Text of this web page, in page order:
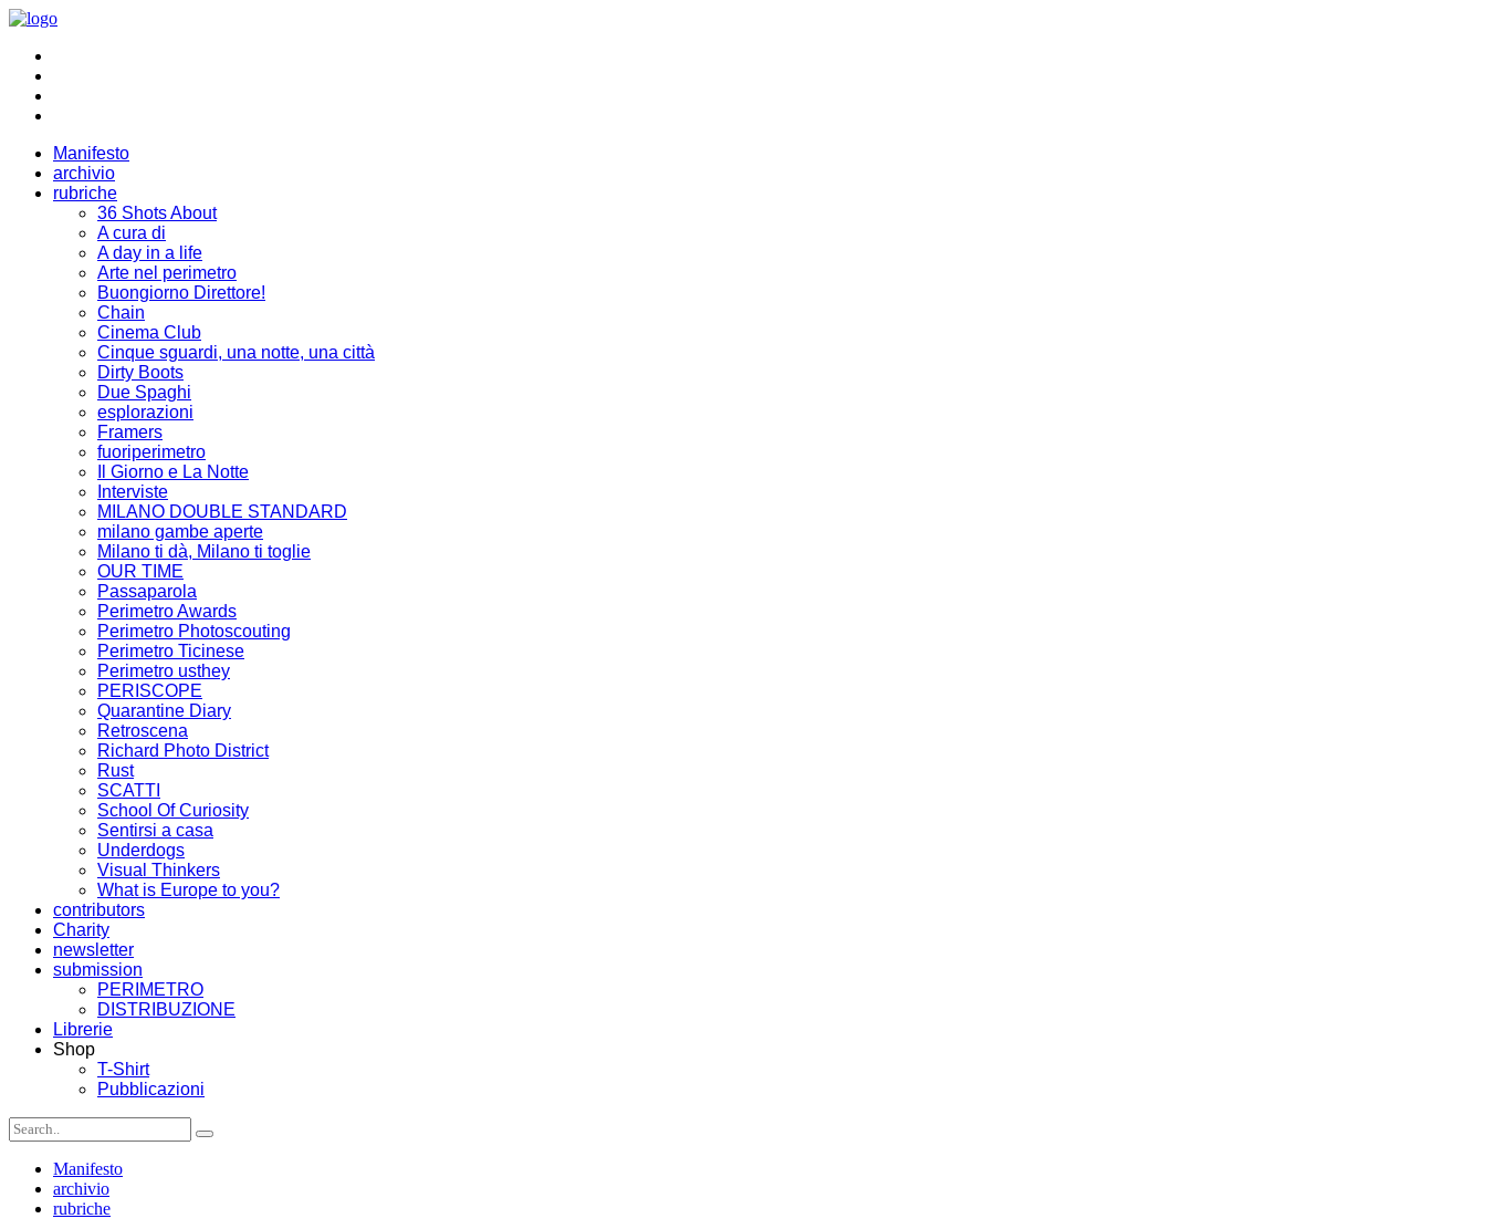
Manifesto
archivio
rubriche
36 Shots About
A cura di
A day in a life
Arte nel perimetro
Buongiorno Direttore!
Chain
Cinema Club
Cinque sguardi, una notte, una città
Dirty Boots
Due Spaghi
esplorazioni
Framers
fuoriperimetro
Il Giorno e La Notte
Interviste
MILANO DOUBLE STANDARD
milano gambe aperte
Milano ti dà, Milano ti toglie
OUR TIME
Passaparola
Perimetro Awards
Perimetro Photoscouting
Perimetro Ticinese
Perimetro usthey
PERISCOPE
Quarantine Diary
Retroscena
Richard Photo District
Rust
SCATTI
School Of Curiosity
Sentirsi a casa
Underdogs
Visual Thinkers
What is Europe to you?
contributors
Charity
newsletter
submission
PERIMETRO
DISTRIBUZIONE
Librerie
Shop
T-Shirt
Pubblicazioni
Manifesto
archivio
rubriche